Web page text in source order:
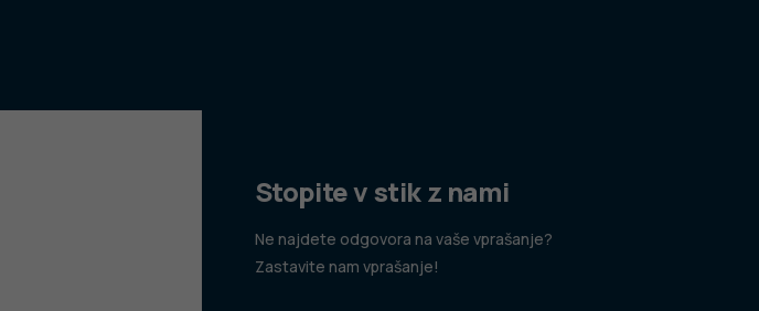
Stopite v stik z nami
Ne najdete odgovora na vaše vprašanje?
Zastavite nam vprašanje!